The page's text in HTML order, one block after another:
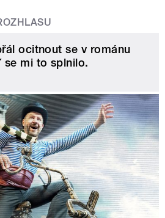
ocitnout se v románu
se mi to splnilo.